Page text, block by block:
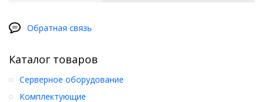
Обратная связь
Каталог товаров
Серверное оборудование
Комплектующие